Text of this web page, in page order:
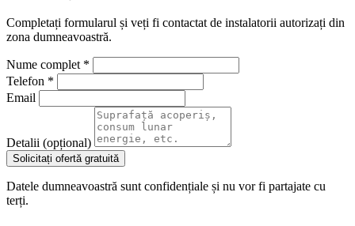
Completați formularul și veți fi contactat de instalatorii autorizați din
zona dumneavoastră.
Nume complet *
Telefon *
Email
Detalii (opțional)
Solicitați ofertă gratuită
Datele dumneavoastră sunt confidențiale și nu vor fi partajate cu
terți.